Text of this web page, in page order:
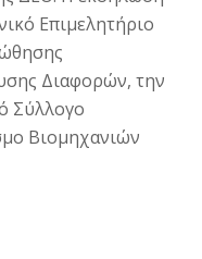
Επιμελητήριο
Διαφορών, την
Σύλλογο
Βιομηχανιών